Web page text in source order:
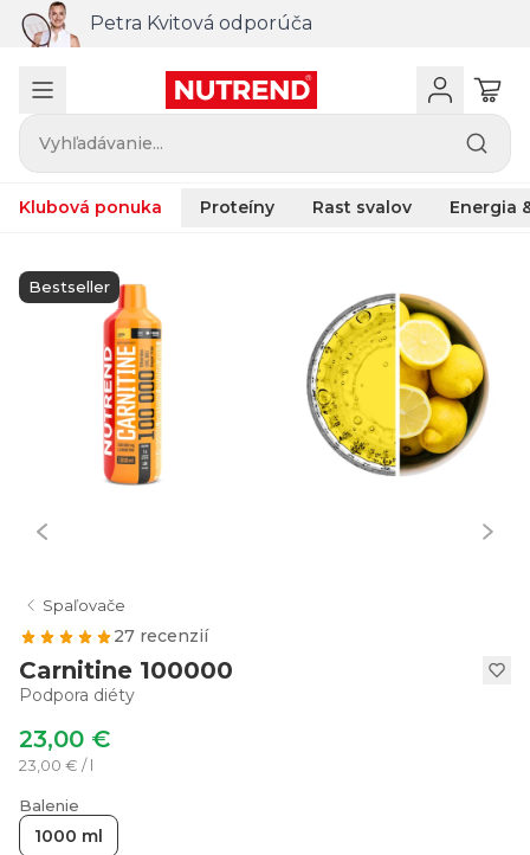
Petra Kvitová odporúča
Vyhľadávanie...
Klubová ponuka Proteíny Rast svalov Energia
Bestseller
Spaľovače
27 recenzií
Carnitine 100000
Podpora diéty
23,00 €
23,00 € / l
Balenie
1000 ml